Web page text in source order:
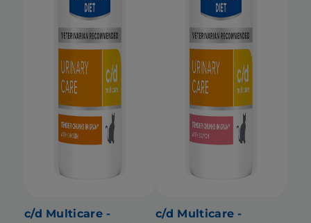
c/d Multicare -
c/d Multicare -